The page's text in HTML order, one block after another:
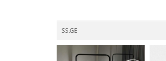
SS.GE